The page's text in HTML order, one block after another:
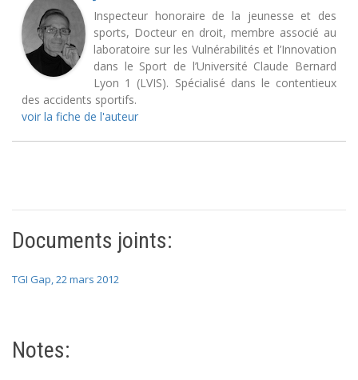
Inspecteur honoraire de la jeunesse et des
sports, Docteur en droit, membre associé au
laboratoire sur les Vulnérabilités et l’Innovation
dans le Sport de l’Université Claude Bernard
Lyon 1 (LVIS). Spécialisé dans le contentieux
des accidents sportifs.
voir la fiche de l'auteur
Documents joints:
TGI Gap, 22 mars 2012
Notes: